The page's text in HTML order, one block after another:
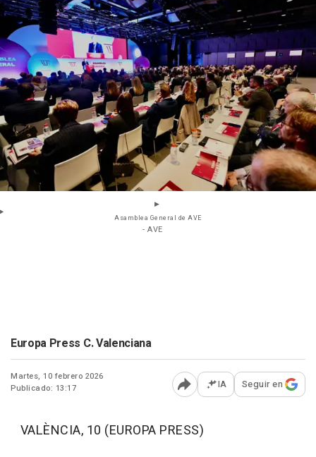
Asamblea General de AVE
- AVE
Europa Press C. Valenciana
Martes, 10 febrero 2026
Publicado: 13:17
Abrir opciones para
IA Seguir en
VALÈNCIA, 10 (EUROPA PRESS)